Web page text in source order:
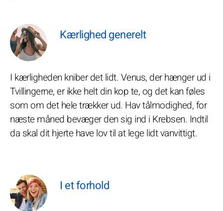
Kærlighed generelt
I kærligheden kniber det lidt. Venus, der hænger ud i
Tvillingerne, er ikke helt din kop te, og det kan føles
som om det hele trækker ud. Hav tålmodighed, for
næste måned bevæger den sig ind i Krebsen. Indtil
da skal dit hjerte have lov til at lege lidt vanvittigt.
I et forhold